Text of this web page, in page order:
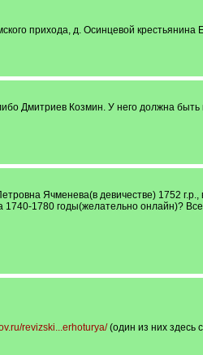
прихода, д. Осинцевой крестьянина
Дмитриев Козмин. У него должна
Ячменева(в девичестве) 1752 г.р.,
1780 годы(желательно онлайн)?
revizski...erhoturya/(один из них здесь